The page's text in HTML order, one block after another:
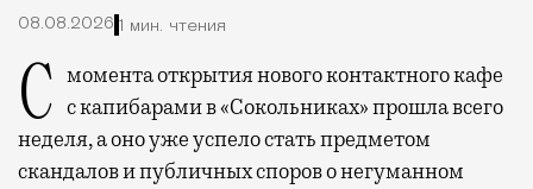
08.08.2026 1 мин. чтения
С момента открытия нового контактного кафе с капибарами в «Сокольниках» прошла всего
неделя, а оно уже успело стать предметом
скандалов и публичных споров о негуманном